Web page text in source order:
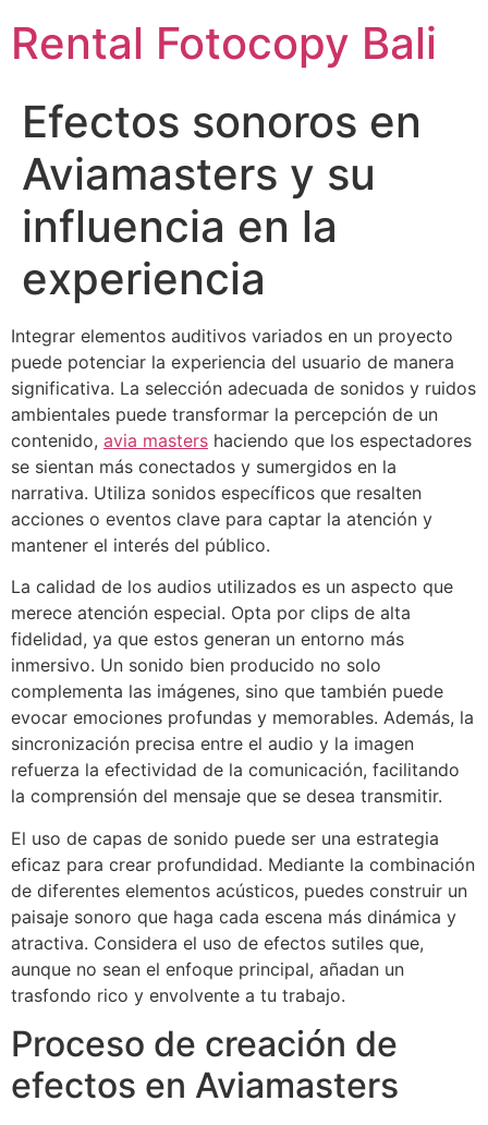
Rental Fotocopy Bali
Efectos sonoros en
Aviamasters y su
influencia en la
experiencia
Integrar elementos auditivos variados en un proyecto
puede potenciar la experiencia del usuario de manera
significativa. La selección adecuada de sonidos y ruidos
ambientales puede transformar la percepción de un
contenido, avia masters haciendo que los espectadores
se sientan más conectados y sumergidos en la
narrativa. Utiliza sonidos específicos que resalten
acciones o eventos clave para captar la atención y
mantener el interés del público.
La calidad de los audios utilizados es un aspecto que
merece atención especial. Opta por clips de alta
fidelidad, ya que estos generan un entorno más
inmersivo. Un sonido bien producido no solo
complementa las imágenes, sino que también puede
evocar emociones profundas y memorables. Además, la
sincronización precisa entre el audio y la imagen
refuerza la efectividad de la comunicación, facilitando
la comprensión del mensaje que se desea transmitir.
El uso de capas de sonido puede ser una estrategia
eficaz para crear profundidad. Mediante la combinación
de diferentes elementos acústicos, puedes construir un
paisaje sonoro que haga cada escena más dinámica y
atractiva. Considera el uso de efectos sutiles que,
aunque no sean el enfoque principal, añadan un
trasfondo rico y envolvente a tu trabajo.
Proceso de creación de
efectos en Aviamasters